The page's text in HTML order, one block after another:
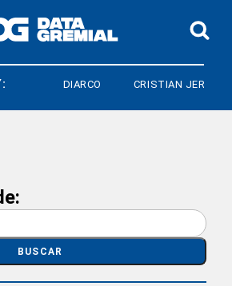
DIARCO CRISTIAN
BUSCAR